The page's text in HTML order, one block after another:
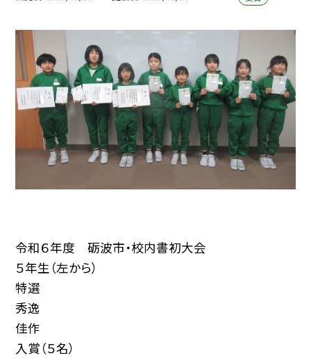
令和６年度 砺波市・校内書初大会
５年生（左から）
特選
秀逸
佳作
入賞（５名）